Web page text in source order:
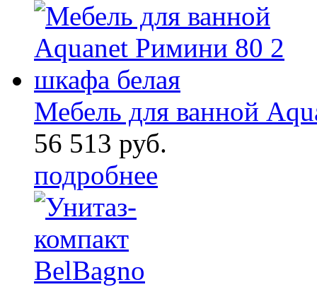
Мебель для ванной
56 513 руб.
подробнее